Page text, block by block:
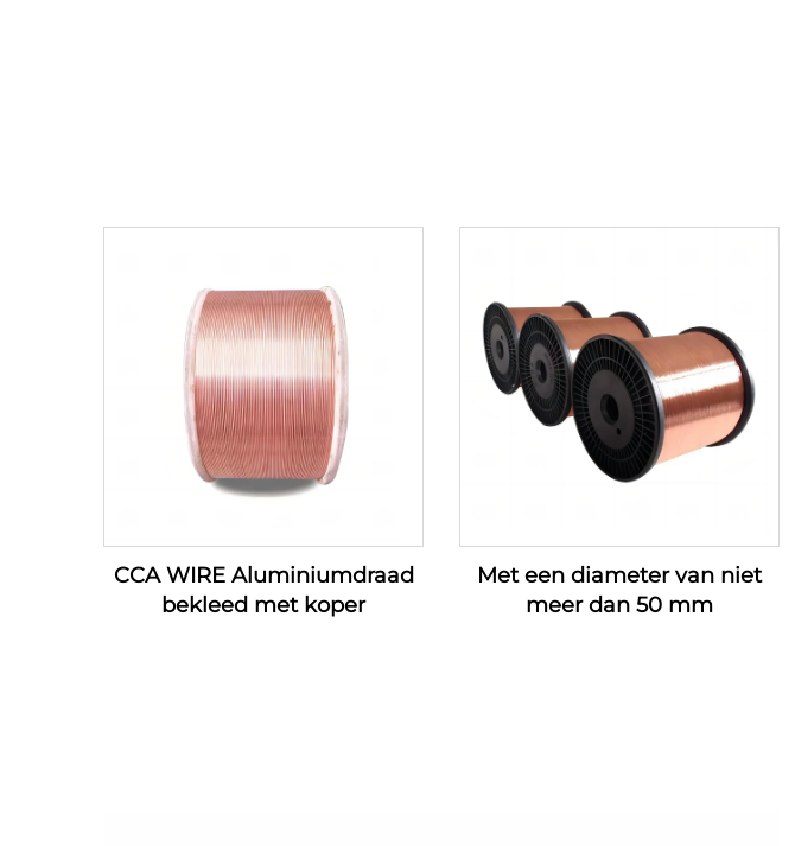
CCA WIRE Aluminiumdraad
bekleed met koper
Met een diameter van niet
meer dan 50 mm